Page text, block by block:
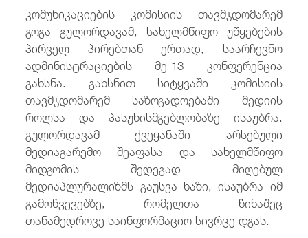
კომუნიკაციების კომისიის თავმჯდომარემ
გოგა გულორდავამ, სახელმწიფო უწყებების
პირველ პირებთან ერთად, საარჩევნო
ადმინისტრაციების მე-13 კონფერენცია
გახსნა. გახსნით სიტყვაში კომისიის
თავმჯდომარემ საზოგადოებაში მედიის
როლსა და პასუხისმგებლობაზე ისაუბრა.
გულორდავამ ქვეყანაში არსებული
მედიაგარემო შეაფასა და სახელმწიფო
მიდგომის შედეგად მიღებულ
მედიაპლურალიზმს გაუსვა ხაზი, ისაუბრა იმ
გამოწვევებზე, რომელთა წინაშეც
თანამედროვე საინფორმაციო სივრცე დგას.